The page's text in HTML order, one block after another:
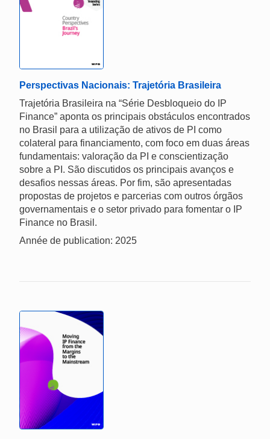
Perspectivas Nacionais: Trajetória Brasileira
Trajetória Brasileira na “Série Desbloqueio do IP
Finance” aponta os principais obstáculos encontrados
no Brasil para a utilização de ativos de PI como
colateral para financiamento, com foco em duas áreas
fundamentais: valoração da PI e conscientização
sobre a PI. São discutidos os principais avanços e
desafios nessas áreas. Por fim, são apresentadas
propostas de projetos e parcerias com outros órgãos
governamentais e o setor privado para fomentar o IP
Finance no Brasil.
Année de publication: 2025